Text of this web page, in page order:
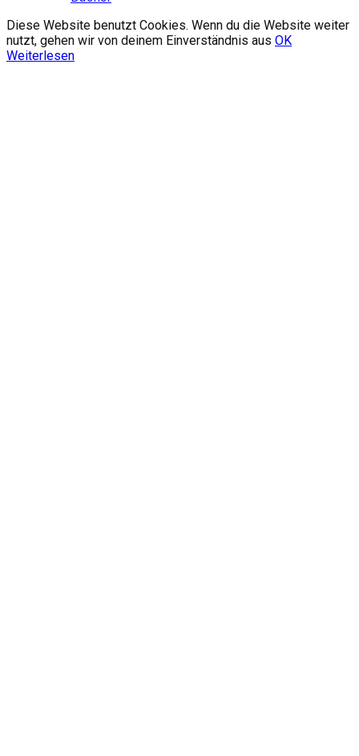
Diese Website benutzt Cookies. Wenn du die Website weiter
nutzt, gehen wir von deinem Einverständnis aus OK
Weiterlesen